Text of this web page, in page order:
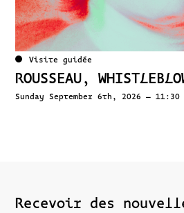
Visite guidée
ROUSSEAU,
Sunday September 6th, 2026 – 11:30
Recevoir des